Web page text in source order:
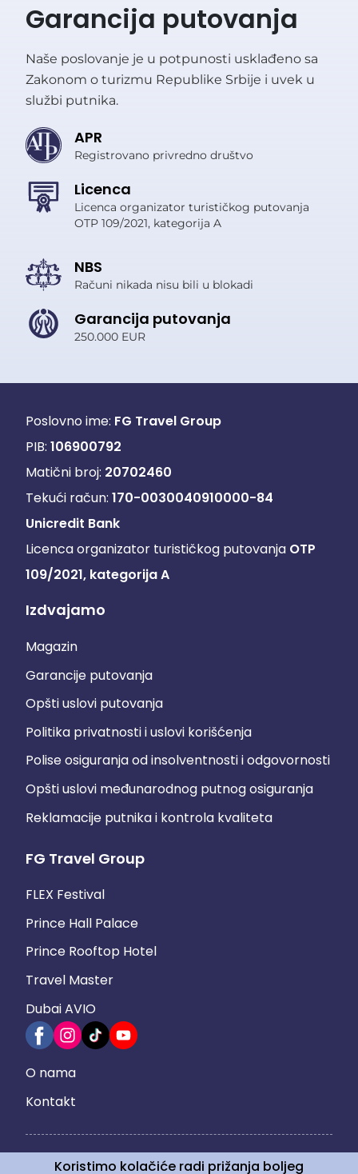
Garancija putovanja
Naše poslovanje je u potpunosti usklađeno sa
Zakonom o turizmu Republike Srbije i uvek u
službi putnika.
APR
Registrovano privredno društvo
Licenca
Licenca organizator turističkog putovanja
OTP 109/2021, kategorija A
NBS
Računi nikada nisu bili u blokadi
Garancija putovanja
250.000 EUR
Poslovno ime: FG Travel Group
PIB: 106900792
Matični broj: 20702460
Tekući račun: 170-0030040910000-84
Unicredit Bank
Licenca organizator turističkog putovanja OTP
109/2021, kategorija A
Izdvajamo
Magazin
Garancije putovanja
Opšti uslovi putovanja
Politika privatnosti i uslovi korišćenja
Polise osiguranja od insolventnosti i odgovornosti
Opšti uslovi međunarodnog putnog osiguranja
Reklamacije putnika i kontrola kvaliteta
FG Travel Group
FLEX Festival
Prince Hall Palace
Prince Rooftop Hotel
Travel Master
Dubai AVIO
Footer
Menu
O nama
Kontakt
Razvoj i dizajn:Avokado.rs
Koristimo kolačiće radi prižanja boljeg